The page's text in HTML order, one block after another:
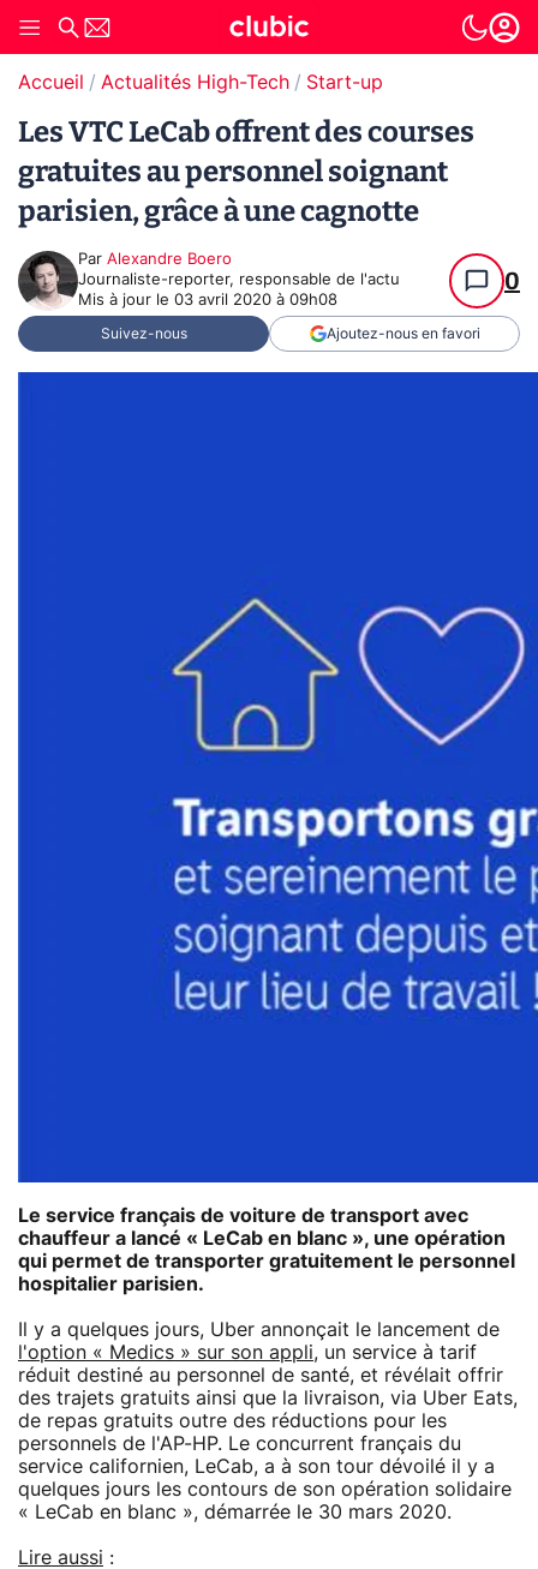
Accueil Actualités High-Tech Start-up
Les VTC LeCab offrent des courses
gratuites au personnel soignant
parisien, grâce à une cagnotte
Par Alexandre Boero
Journaliste-reporter, responsable de l'actu
Mis à jour le 03 avril 2020 à 09h08
0
Suivez-nous Ajoutez-nous en favori
Le service français de voiture de transport avec
chauffeur a lancé « LeCab en blanc », une opération
qui permet de transporter gratuitement le personnel
hospitalier parisien.
Il y a quelques jours, Uber annonçait le lancement de
l'option « Medics » sur son appli, un service à tarif
réduit destiné au personnel de santé, et révélait offrir
des trajets gratuits ainsi que la livraison, via Uber Eats,
de repas gratuits outre des réductions pour les
personnels de l'AP-HP. Le concurrent français du
service californien, LeCab, a à son tour dévoilé il y a
quelques jours les contours de son opération solidaire
« LeCab en blanc », démarrée le 30 mars 2020.
Lire aussi :